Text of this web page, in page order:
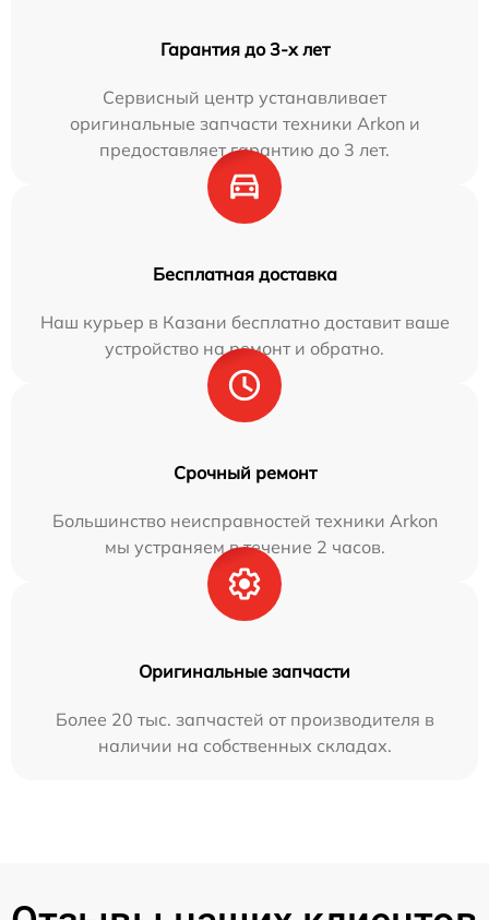
Гарантия до 3-х лет
Сервисный центр устанавливает
оригинальные запчасти техники Arkon и
предоставляет гарантию до 3 лет.
Бесплатная доставка
Наш курьер в Казани бесплатно доставит ваше
устройство на ремонт и обратно.
Срочный ремонт
Большинство неисправностей техники Arkon
мы устраняем в течение 2 часов.
Оригинальные запчасти
Более 20 тыс. запчастей от производителя в
наличии на собственных складах.